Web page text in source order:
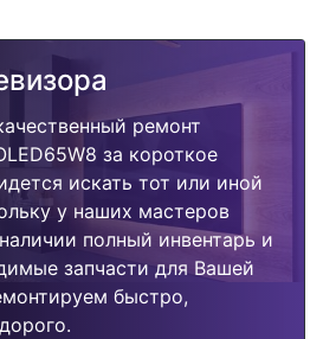
ремонт
за короткое
искать тот или иной
у наших мастеров
полный инвентарь и
запчасти для Вашей
быстро,